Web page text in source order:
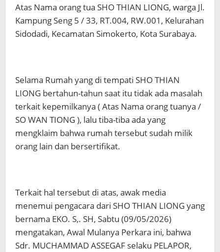
Atas Nama orang tua SHO THIAN LIONG, warga Jl.
Kampung Seng 5 / 33, RT.004, RW.001, Kelurahan
Sidodadi, Kecamatan Simokerto, Kota Surabaya.
Selama Rumah yang di tempati SHO THIAN
LIONG bertahun-tahun saat itu tidak ada masalah
terkait kepemilkanya ( Atas Nama orang tuanya /
SO WAN TIONG ), lalu tiba-tiba ada yang
mengklaim bahwa rumah tersebut sudah milik
orang lain dan bersertifikat.
Terkait hal tersebut di atas, awak media
menemui pengacara dari SHO THIAN LIONG yang
bernama EKO. S,. SH, Sabtu (09/05/2026)
mengatakan, Awal Mulanya Perkara ini, bahwa
Sdr. MUCHAMMAD ASSEGAF selaku PELAPOR,